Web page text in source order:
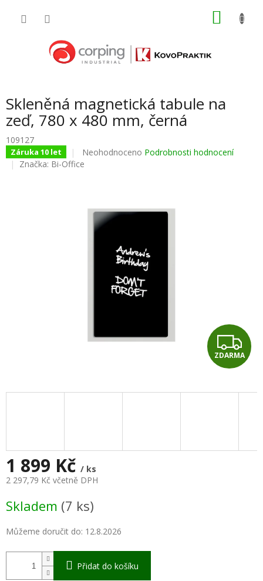
Skleněná magnetická tabule na
zeď, 780 x 480 mm, černá
109127
Záruka 10 let
Průměrné
hodnocení
hvězdiček.
Neohodnoceno Podrobnosti hodnocení
Značka: Bi-Office
Z
D
A
ZDARMA
1 899 Kč / ks
2 297,79 Kč včetně DPH
cena:
Skladem (7 ks)
Můžeme doručit do: 12.8.2026
Přidat do košíku